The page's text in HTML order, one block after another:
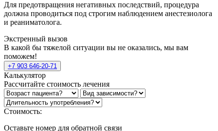
Для предотвращения негативных последствий, процедура
должна проводиться под строгим наблюдением анестезиолога
и реаниматолога.
Экстренный вызов
В какой бы тяжелой ситуации вы не оказались, мы вам
поможем!
+7 903 646-20-71
Калькулятор
Рассчитайте стоимость лечения
Стоимость:
Оставьте номер для обратной связи